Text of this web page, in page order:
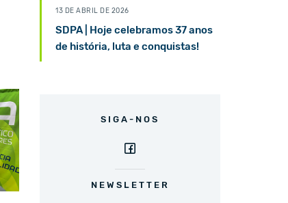
13 DE ABRIL DE 2026
SDPA | Hoje celebramos 37 anos
de história, luta e conquistas!
SIGA-NOS
NEWSLETTER